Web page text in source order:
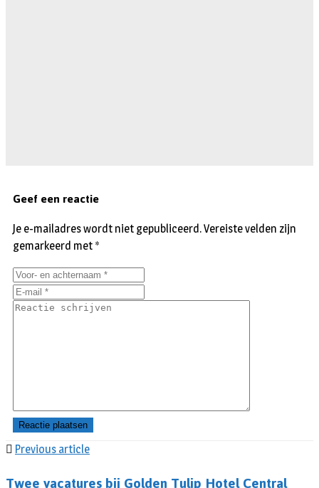
Previous article
Geef een reactie
Je e-mailadres wordt niet gepubliceerd.Vereiste velden zijn
gemarkeerd met *